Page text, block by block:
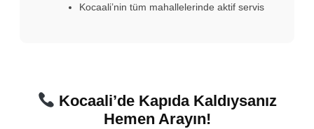
Kocaali’nin tüm mahallelerinde aktif servis
Kocaali’de Kapıda Kaldıysanız
Hemen Arayın!